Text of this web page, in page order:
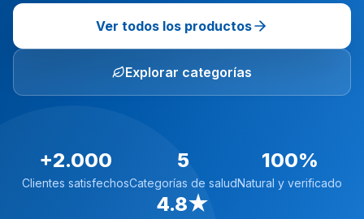
Ver todos los productos
Explorar categorías
+2.000
Clientes satisfechos
5
Categorías de salud
100%
Natural y verificado
4.8★